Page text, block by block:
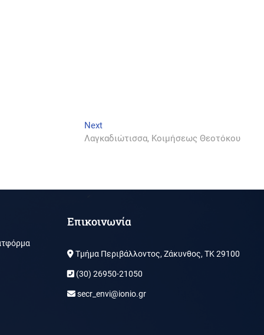
NextNext
post:
Λαγκαδιώτισσα, Κοιμήσεως Θεοτόκου
Επικοινωνία
Τμήμα Περιβάλλοντος, Ζάκυνθος, ΤΚ 29100
(30) 26950-21050
secr_envi@ionio.gr